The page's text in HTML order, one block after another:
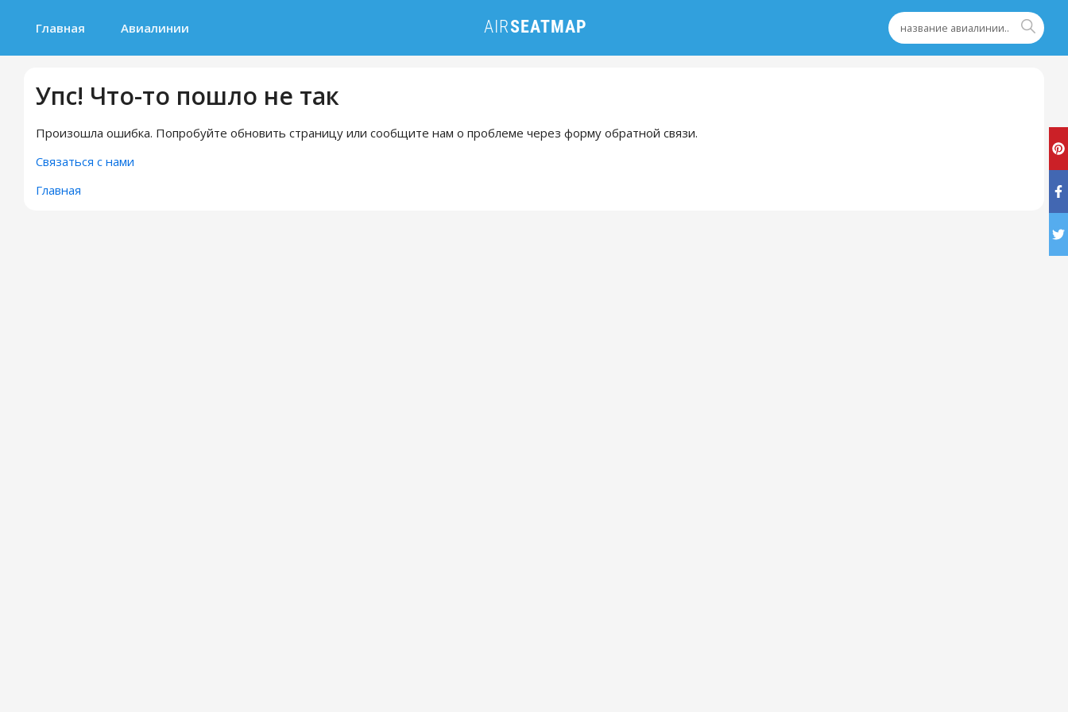
Главная Авиалинии
Упс! Что-то пошло не так
Произошла ошибка. Попробуйте обновить страницу или сообщите нам о проблеме через форму обратной связи.
Связаться с нами
Главная